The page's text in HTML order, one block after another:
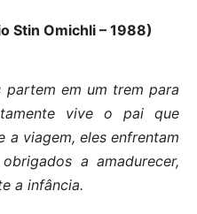
Stin Omichli – 1988)
partem em um trem para
vive o pai que
a viagem, eles enfrentam
a amadurecer,
a infância.